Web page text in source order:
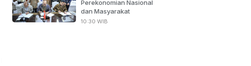
Perekonomian Nasional
dan Masyarakat
10:30 WIB